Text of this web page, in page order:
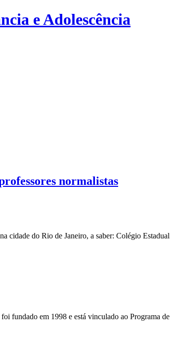
e Adolescência
normalistas
cidade do Rio de Janeiro, a saber: Colégio Estadual
fundado em 1998 e está vinculado ao Programa de